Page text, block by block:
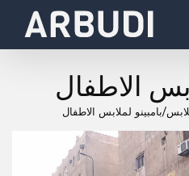
الاطفال
/بامبينو لملابس الاطفال